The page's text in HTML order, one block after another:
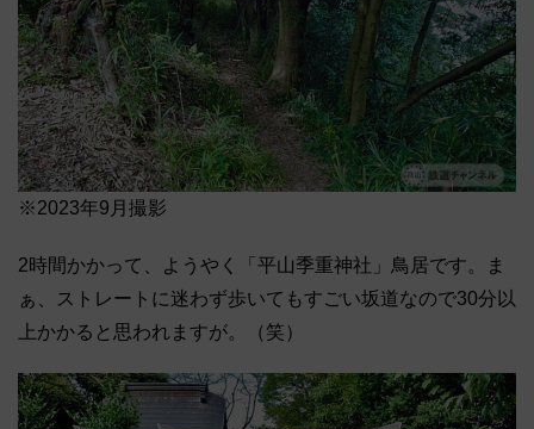
※2023年9月撮影
2時間かかって、ようやく「平山季重神社」鳥居です。ま
ぁ、ストレートに迷わず歩いてもすごい坂道なので30分以
上かかると思われますが。（笑）